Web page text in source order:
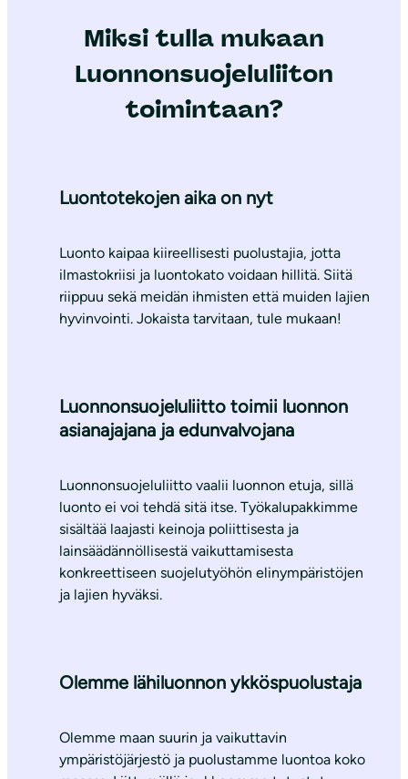
Miksi tulla mukaan
Luonnonsuojeluliiton
toimintaan?
Luontotekojen aika on nyt
Luonto kaipaa kiireellisesti puolustajia, jotta
ilmastokriisi ja luontokato voidaan hillitä. Siitä
riippuu sekä meidän ihmisten että muiden lajien
hyvinvointi. Jokaista tarvitaan, tule mukaan!
Luonnonsuojeluliitto toimii luonnon
asianajajana ja edunvalvojana
Luonnonsuojeluliitto vaalii luonnon etuja, sillä
luonto ei voi tehdä sitä itse. Työkalupakkimme
sisältää laajasti keinoja poliittisesta ja
lainsäädännöllisestä vaikuttamisesta
konkreettiseen suojelutyöhön elinympäristöjen
ja lajien hyväksi.
Olemme lähiluonnon ykköspuolustaja
Olemme maan suurin ja vaikuttavin
ympäristöjärjestö ja puolustamme luontoa koko